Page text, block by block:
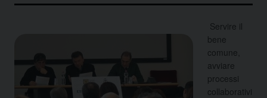
Servire il
bene
comune,
avviare
processi
collaborativi